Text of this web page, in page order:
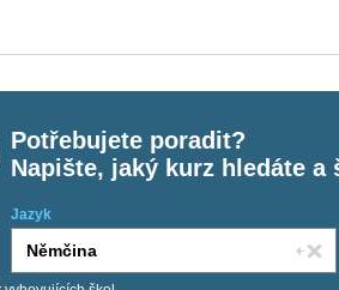
Potřebujete poradit?
Napište, jaký kurz hledáte a
Jazyk